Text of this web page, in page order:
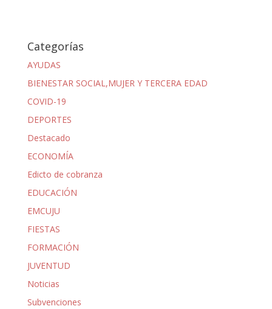
Categorías
AYUDAS
BIENESTAR SOCIAL,MUJER Y TERCERA EDAD
COVID-19
DEPORTES
Destacado
ECONOMÍA
Edicto de cobranza
EDUCACIÓN
EMCUJU
FIESTAS
FORMACIÓN
JUVENTUD
Noticias
Subvenciones